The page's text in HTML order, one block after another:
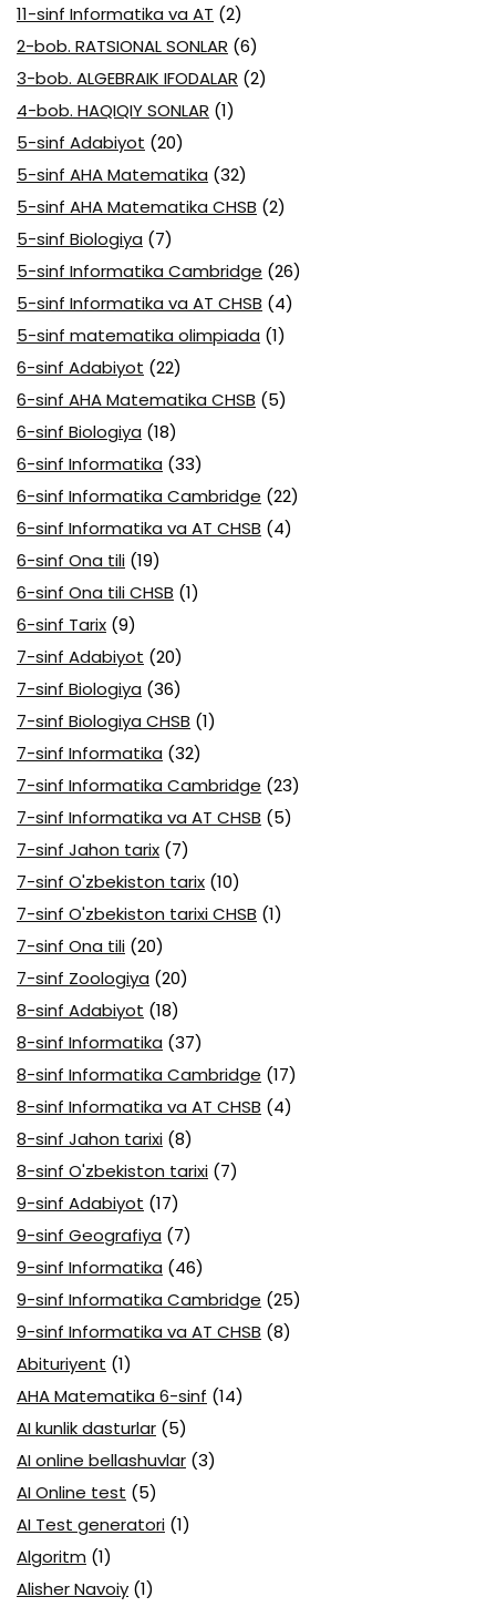
11-sinf Informatika va AT (2)
2-bob. RATSIONAL SONLAR (6)
3-bob. ALGEBRAIK IFODALAR (2)
4-bob. HAQIQIY SONLAR (1)
5-sinf Adabiyot (20)
5-sinf AHA Matematika (32)
5-sinf AHA Matematika CHSB (2)
5-sinf Biologiya (7)
5-sinf Informatika Cambridge (26)
5-sinf Informatika va AT CHSB (4)
5-sinf matematika olimpiada (1)
6-sinf Adabiyot (22)
6-sinf AHA Matematika CHSB (5)
6-sinf Biologiya (18)
6-sinf Informatika (33)
6-sinf Informatika Cambridge (22)
6-sinf Informatika va AT CHSB (4)
6-sinf Ona tili (19)
6-sinf Ona tili CHSB (1)
6-sinf Tarix (9)
7-sinf Adabiyot (20)
7-sinf Biologiya (36)
7-sinf Biologiya CHSB (1)
7-sinf Informatika (32)
7-sinf Informatika Cambridge (23)
7-sinf Informatika va AT CHSB (5)
7-sinf Jahon tarix (7)
7-sinf O'zbekiston tarix (10)
7-sinf O'zbekiston tarixi CHSB (1)
7-sinf Ona tili (20)
7-sinf Zoologiya (20)
8-sinf Adabiyot (18)
8-sinf Informatika (37)
8-sinf Informatika Cambridge (17)
8-sinf Informatika va AT CHSB (4)
8-sinf Jahon tarixi (8)
8-sinf O'zbekiston tarixi (7)
9-sinf Adabiyot (17)
9-sinf Geografiya (7)
9-sinf Informatika (46)
9-sinf Informatika Cambridge (25)
9-sinf Informatika va AT CHSB (8)
Abituriyent (1)
AHA Matematika 6-sinf (14)
AI kunlik dasturlar (5)
AI online bellashuvlar (3)
AI Online test (5)
AI Test generatori (1)
Algoritm (1)
Alisher Navoiy (1)